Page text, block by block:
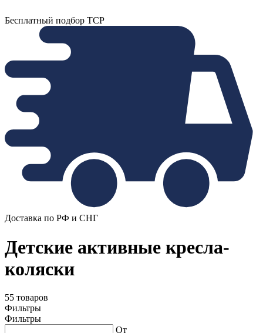
Бесплатный подбор ТСР
Доставка по РФ и СНГ
Детские активные кресла-
коляски
55 товаров
Фильтры
Фильтры
От